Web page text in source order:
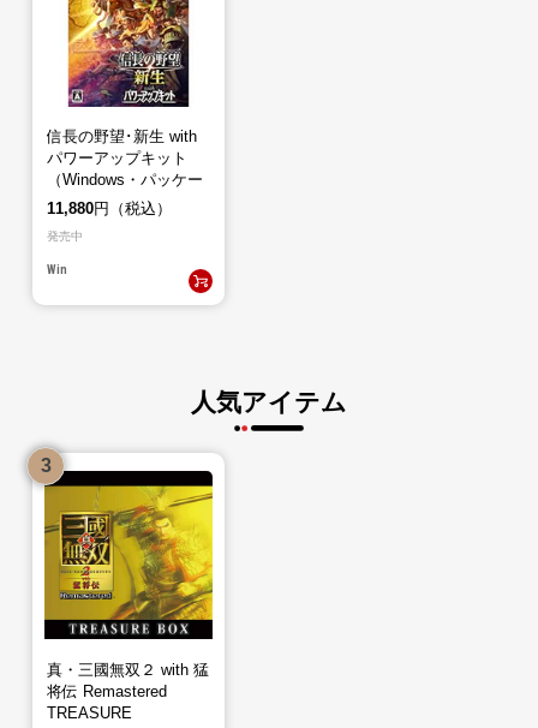
信長の野望･新生 with
パワーアップキット
（Windows・パッケー
ジ版）
11,880円（税込）
発売中
Win
人気アイテム
真・三國無双２ with 猛
将伝 Remastered
TREASURE